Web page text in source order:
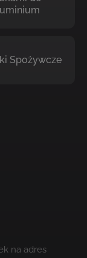
Spożywcze
na adres